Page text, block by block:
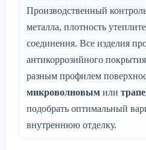
Производственный
металла, плотность
соединения. Все изделия
антикоррозийного
разным профилем
микроволновым или
подобрать оптимальный
внутреннюю отделку.